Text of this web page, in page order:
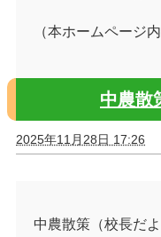
（本ホームページ
中農散
2025年11月28日 17:26
中農散策（校長だ